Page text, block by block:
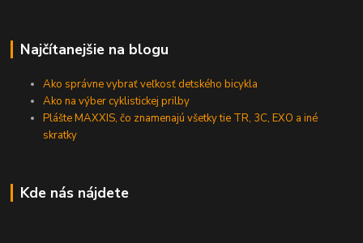
Najčítanejšie na blogu
Ako správne vybrať veľkosť detského bicykla
Ako na výber cyklistickej prilby
Plášte MAXXIS, čo znamenajú všetky tie TR, 3C, EXO a iné
skratky
Kde nás nájdete